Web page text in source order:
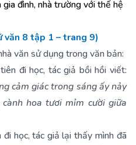
đình, nhà trường với thế hệ
văn 8 tập 1 – trang 9)
văn sử dụng trong văn bản:
đi học, tác giả bồi hồi viết:
cảm giác trong sáng ấy nảy
hoa tươi mỉm cười giữa
học, tác giả lại thấy mình đã